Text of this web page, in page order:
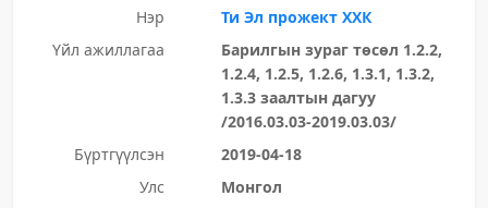
Нэр
Ти Эл прожект ХХК
Үйл ажиллагаа
Барилгын зураг төсөл 1.2.2,
1.2.4, 1.2.5, 1.2.6, 1.3.1, 1.3.2,
1.3.3 заалтын дагуу
/2016.03.03-2019.03.03/
Бүртгүүлсэн
2019-04-18
Улс
Монгол